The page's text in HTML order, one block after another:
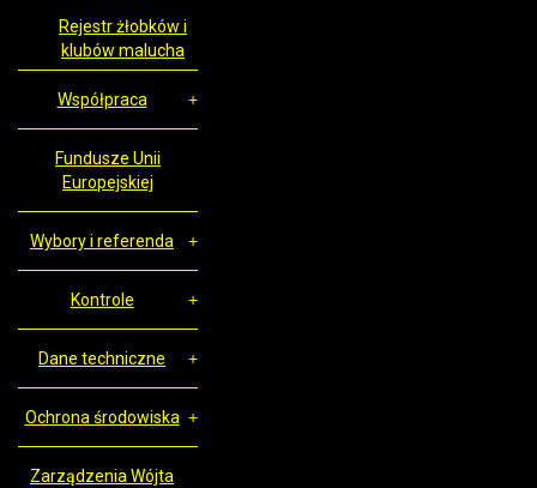
Rejestr żłobków i
klubów malucha
Współpraca
Fundusze Unii
Europejskiej
Wybory i referenda
Kontrole
Dane techniczne
Ochrona środowiska
Zarządzenia Wójta